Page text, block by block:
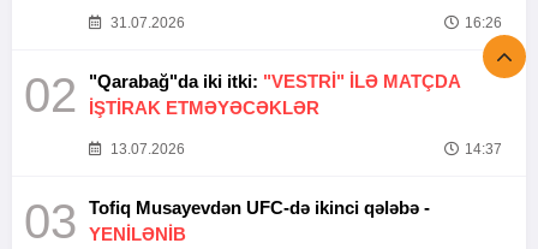
31.07.2026 16:26
02 "Qarabağ"da iki itki: "VESTRİ" İLƏ MATÇDA
İŞTİRAK ETMƏYƏCƏKLƏR
13.07.2026 14:37
03
Tofiq Musayevdən UFC-də ikinci qələbə -
YENİLƏNİB